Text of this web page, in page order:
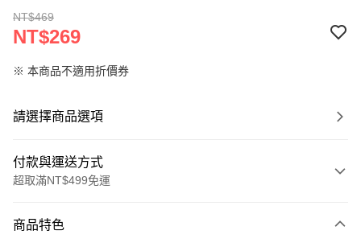
NT$469
NT$269
※ 本商品不適用折價券
請選擇商品選項
付款與運送方式
超取滿NT$499免運
信用卡一次付款
商品特色